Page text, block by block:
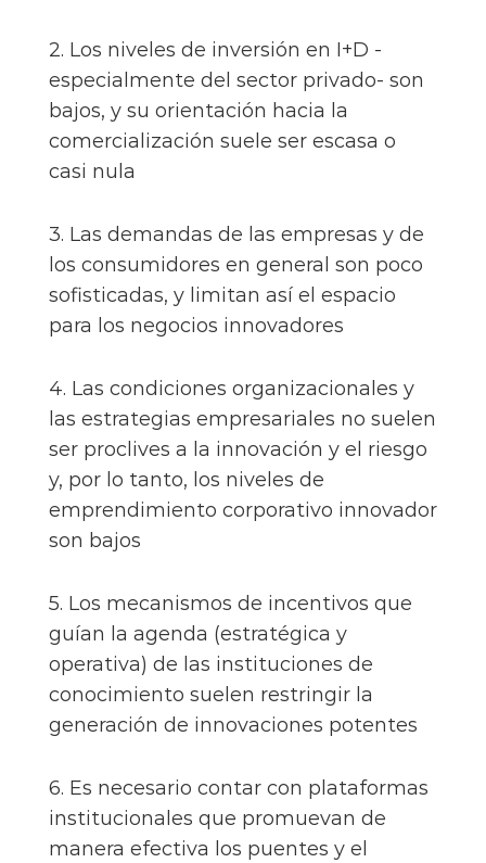
2. Los niveles de inversión en I+D -
especialmente del sector privado- son
bajos, y su orientación hacia la
comercialización suele ser escasa o
casi nula
3. Las demandas de las empresas y de
los consumidores en general son poco
sofisticadas, y limitan así el espacio
para los negocios innovadores
4. Las condiciones organizacionales y
las estrategias empresariales no suelen
ser proclives a la innovación y el riesgo
y, por lo tanto, los niveles de
emprendimiento corporativo innovador
son bajos
5. Los mecanismos de incentivos que
guían la agenda (estratégica y
operativa) de las instituciones de
conocimiento suelen restringir la
generación de innovaciones potentes
6. Es necesario contar con plataformas
institucionales que promuevan de
manera efectiva los puentes y el